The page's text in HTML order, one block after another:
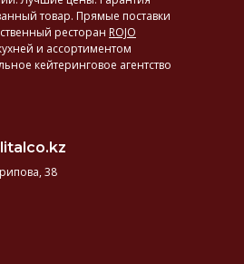
товар. Прямые поставки
ресторан ROJO
и ассортиментом
кейтеринговое агентство
38